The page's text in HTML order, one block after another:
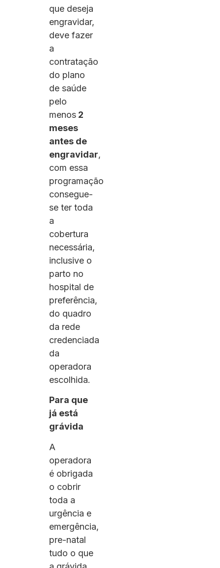
que deseja
engravidar,
deve fazer
a
contratação
do plano
de saúde
pelo
menos 2
meses
antes de
engravidar,
com essa
programação
consegue-
se ter toda
a
cobertura
necessária,
inclusive o
parto no
hospital de
preferência,
do quadro
da rede
credenciada
da
operadora
escolhida.
Para que
já está
grávida
A
operadora
é obrigada
o cobrir
toda a
urgência e
emergência,
pre-natal
tudo o que